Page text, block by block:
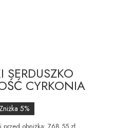
SERDUSZKO
CYRKONIA
Zniżka 5%